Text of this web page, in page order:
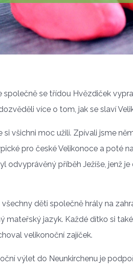
společně se třídou Hvězdiček
více o tom, jak se slaví
si všichni moc užili. Zpívali jsme
pro české Velikonoce a poté
odvyprávěný příběh Ježíše, jenž
děti společně hrály na
mateřský jazyk. Každé dítko si
velikonoční zajíček.
výlet do Neunkirchenu je